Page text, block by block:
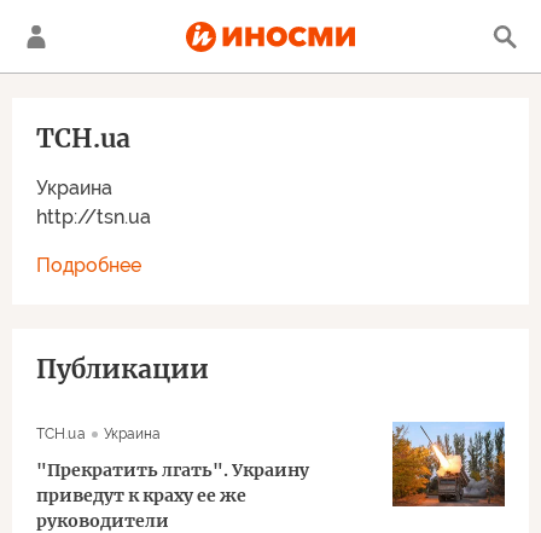
Украина
http://tsn.ua
ТСН.ua
Подробнее
Публикации
ТСН.ua Украина
"Прекратить лгать". Украину
приведут к краху ее же
руководители